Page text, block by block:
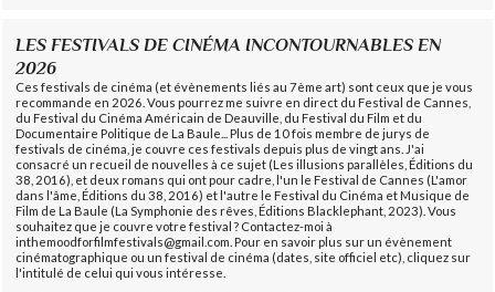
LES FESTIVALS DE CINÉMA INCONTOURNABLES EN
2026
Ces festivals de cinéma (et évènements liés au 7ème art) sont ceux que je vous
recommande en 2026. Vous pourrez me suivre en direct du Festival de Cannes,
du Festival du Cinéma Américain de Deauville, du Festival du Film et du
Documentaire Politique de La Baule... Plus de 10 fois membre de jurys de
festivals de cinéma, je couvre ces festivals depuis plus de vingt ans. J'ai
consacré un recueil de nouvelles à ce sujet (Les illusions parallèles, Éditions du
38, 2016), et deux romans qui ont pour cadre, l'un le Festival de Cannes (L'amor
dans l'âme, Éditions du 38, 2016) et l'autre le Festival du Cinéma et Musique de
Film de La Baule (La Symphonie des rêves, Éditions Blacklephant, 2023). Vous
souhaitez que je couvre votre festival ? Contactez-moi à
inthemoodforfilmfestivals@gmail.com. Pour en savoir plus sur un évènement
cinématographique ou un festival de cinéma (dates, site officiel etc), cliquez sur
l'intitulé de celui qui vous intéresse.